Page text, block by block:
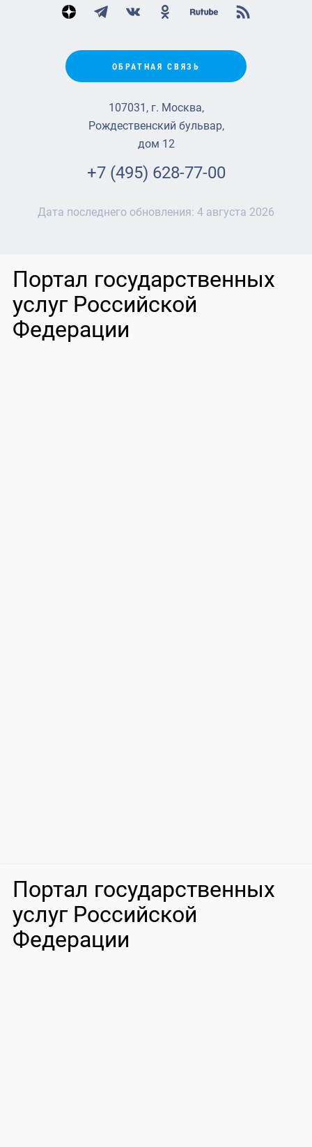
ОБРАТНАЯ СВЯЗЬ
107031, г. Москва,
Рождественский бульвар,
дом 12
+7 (495) 628-77-00
Дата последнего обновления: 4 августа 2026
Портал государственных
услуг Российской
Федерации
Портал государственных
услуг Российской
Федерации